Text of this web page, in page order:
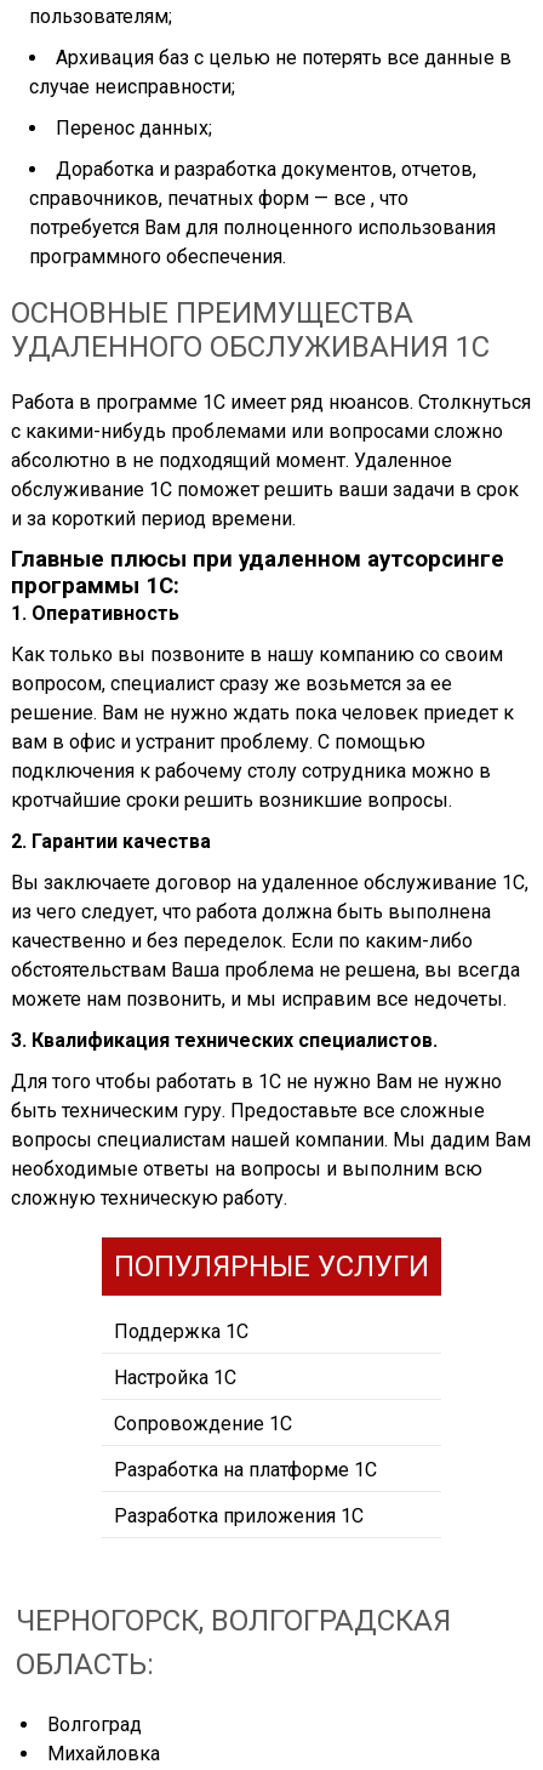
пользователям;
Архивация баз с целью не потерять все данные в
случае неисправности;
Перенос данных;
Доработка и разработка документов, отчетов,
справочников, печатных форм — все , что
потребуется Вам для полноценного использования
программного обеспечения.
ОСНОВНЫЕ ПРЕИМУЩЕСТВА
УДАЛЕННОГО ОБСЛУЖИВАНИЯ 1С
Работа в программе 1С имеет ряд нюансов. Столкнуться
с какими-нибудь проблемами или вопросами сложно
абсолютно в не подходящий момент. Удаленное
обслуживание 1С поможет решить ваши задачи в срок
и за короткий период времени.
Главные плюсы при удаленном аутсорсинге
программы 1С:
1. Оперативность
Как только вы позвоните в нашу компанию со своим
вопросом, специалист сразу же возьмется за ее
решение. Вам не нужно ждать пока человек приедет к
вам в офис и устранит проблему. С помощью
подключения к рабочему столу сотрудника можно в
кротчайшие сроки решить возникшие вопросы.
2. Гарантии качества
Вы заключаете договор на удаленное обслуживание 1С,
из чего следует, что работа должна быть выполнена
качественно и без переделок. Если по каким-либо
обстоятельствам Ваша проблема не решена, вы всегда
можете нам позвонить, и мы исправим все недочеты.
3. Квалификация технических специалистов.
Для того чтобы работать в 1С не нужно Вам не нужно
быть техническим гуру. Предоставьте все сложные
вопросы специалистам нашей компании. Мы дадим Вам
необходимые ответы на вопросы и выполним всю
сложную техническую работу.
ПОПУЛЯРНЫЕ УСЛУГИ
Поддержка 1С
Настройка 1С
Сопровождение 1С
Разработка на платформе 1С
Разработка приложения 1С
ЧЕРНОГОРСК, ВОЛГОГРАДСКАЯ
ОБЛАСТЬ:
Волгоград
Михайловка